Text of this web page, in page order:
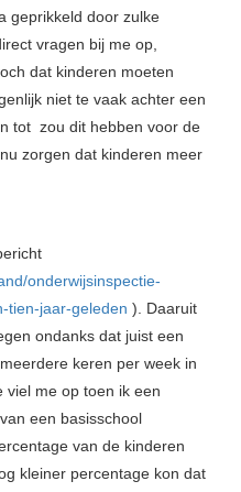
geprikkeld door zulke
vragen bij me op,
dat kinderen moeten
niet te vaak achter een
tot zou dit hebben voor de
zorgen dat kinderen meer
onderwijsinspectie-
tien-jaar-geleden ). Daaruit
ondanks dat juist een
keren per week in
me op toen ik een
een basisschool
van de kinderen
kleiner percentage kon dat